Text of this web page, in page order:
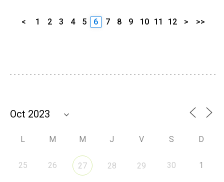
< 1 2 3 4 5 6 7 8 9 10 11 12 > >>
L M M J V S D
25 26 27 28 29 30 1